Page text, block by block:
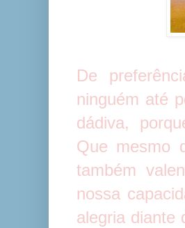
De
ninguém até
dádiva,
Que mesmo
também
nossa
alegria diante